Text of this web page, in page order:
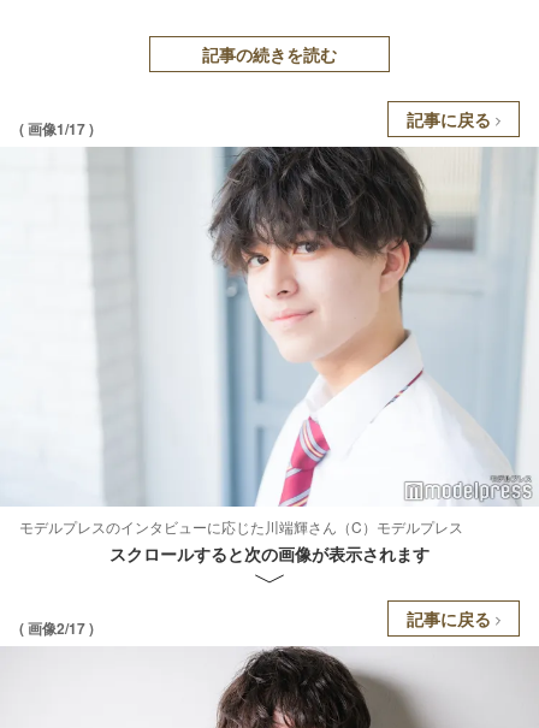
記事の続きを読む
( 画像1/17 ) 記事に戻る
モデルプレスのインタビューに応じた川端輝さん（C）モデルプレス
スクロールすると次の画像が表示されます
( 画像2/17 ) 記事に戻る